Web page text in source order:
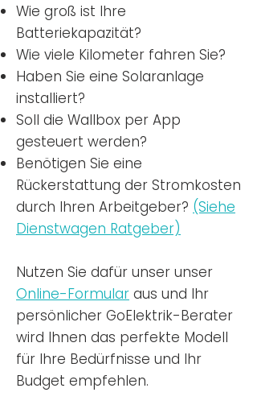
Wie groß ist Ihre
Batteriekapazität?
Wie viele Kilometer fahren Sie?
Haben Sie eine Solaranlage
installiert?
Soll die Wallbox per App
gesteuert werden?
Benötigen Sie eine
Rückerstattung der Stromkosten
durch Ihren Arbeitgeber? (Siehe
Dienstwagen Ratgeber)
Nutzen Sie dafür unser unser
Online-Formular aus und Ihr
persönlicher GoElektrik-Berater
wird Ihnen das perfekte Modell
für Ihre Bedürfnisse und Ihr
Budget empfehlen.